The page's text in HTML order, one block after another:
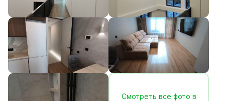
Смотреть все фото в